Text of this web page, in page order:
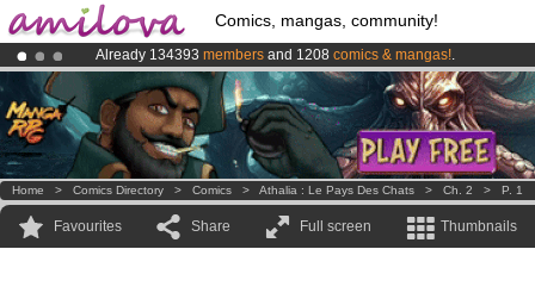
Comics, mangas, community!
Already 134393 members and 1208 comics & mangas!.
Premium membership from3.95 eurosper month !Get membership
AmilovaKickstarter is now LIVE!.
Home > Comics Directory > Comics > Athalia : Le Pays Des Chats > Ch. 2 > P. 1
Favourites Share Full screen Thumbnails